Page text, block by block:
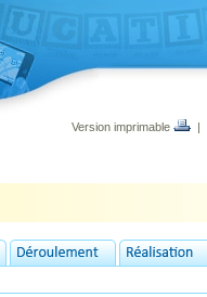
Version imprimable |